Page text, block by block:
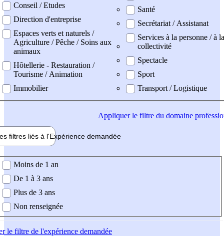
Conseil / Etudes
Direction d'entreprise
Espaces verts et naturels /
Agriculture / Pêche / Soins aux
animaux
Hôtellerie - Restauration /
Tourisme / Animation
Immobilier
Santé
Secrétariat / Assistanat
Services à la personne / à la
collectivité
Spectacle
Sport
Transport / Logistique
Appliquerle filtre du domaine
filtres liés à l'Expérience demandée
demandée
Moins de 1 an
De 1 à 3 ans
Plus de 3 ans
Non renseignée
le filtre de l'expérience demandée